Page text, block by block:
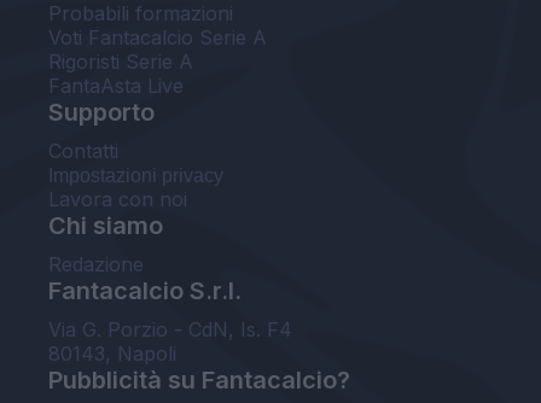
Probabili formazioni
Voti Fantacalcio Serie A
Rigoristi Serie A
FantaAsta Live
Supporto
Contatti
Impostazioni privacy
Lavora con noi
Chi siamo
Redazione
Fantacalcio S.r.l.
Via G. Porzio - CdN, Is. F4
80143, Napoli
Pubblicità su Fantacalcio?